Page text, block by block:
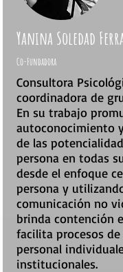
Yanina Soledad
Co-Fundadora
Consultora
coordinadora de
En su trabajo
autoconocimiento
de las
persona en todas
desde el enfoque
persona y
comunicación no
brinda contención
facilita procesos
personal
institucionales.